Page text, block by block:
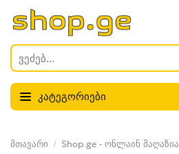
კატეგორიები
მთავარი
Shop.ge - ონლაინ მაღაზია